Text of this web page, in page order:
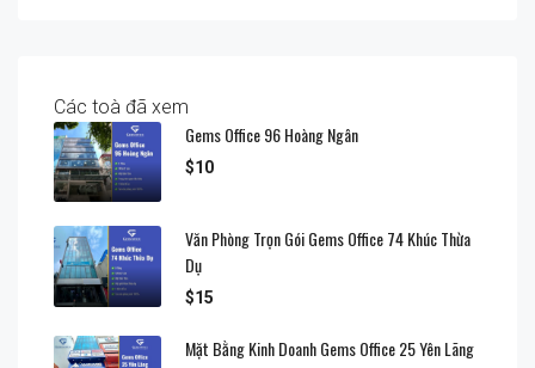
Các toà đã xem
Gems Office 96 Hoàng Ngân
$10
Văn Phòng Trọn Gói Gems Office 74 Khúc Thừa
Dụ
$15
Mặt Bằng Kinh Doanh Gems Office 25 Yên Lãng